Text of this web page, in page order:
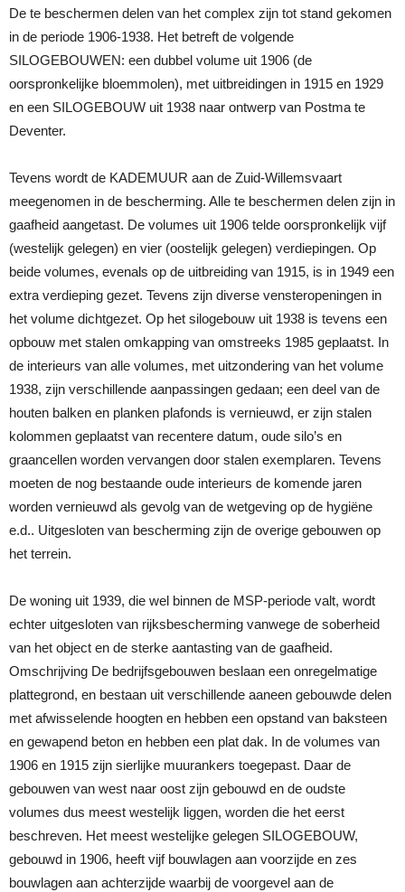
De te beschermen delen van het complex zijn tot stand gekomen
in de periode 1906-1938. Het betreft de volgende
SILOGEBOUWEN: een dubbel volume uit 1906 (de
oorspronkelijke bloemmolen), met uitbreidingen in 1915 en 1929
en een SILOGEBOUW uit 1938 naar ontwerp van Postma te
Deventer.
Tevens wordt de KADEMUUR aan de Zuid-Willemsvaart
meegenomen in de bescherming. Alle te beschermen delen zijn in
gaafheid aangetast. De volumes uit 1906 telde oorspronkelijk vijf
(westelijk gelegen) en vier (oostelijk gelegen) verdiepingen. Op
beide volumes, evenals op de uitbreiding van 1915, is in 1949 een
extra verdieping gezet. Tevens zijn diverse vensteropeningen in
het volume dichtgezet. Op het silogebouw uit 1938 is tevens een
opbouw met stalen omkapping van omstreeks 1985 geplaatst. In
de interieurs van alle volumes, met uitzondering van het volume
1938, zijn verschillende aanpassingen gedaan; een deel van de
houten balken en planken plafonds is vernieuwd, er zijn stalen
kolommen geplaatst van recentere datum, oude silo’s en
graancellen worden vervangen door stalen exemplaren. Tevens
moeten de nog bestaande oude interieurs de komende jaren
worden vernieuwd als gevolg van de wetgeving op de hygiëne
e.d.. Uitgesloten van bescherming zijn de overige gebouwen op
het terrein.
De woning uit 1939, die wel binnen de MSP-periode valt, wordt
echter uitgesloten van rijksbescherming vanwege de soberheid
van het object en de sterke aantasting van de gaafheid.
Omschrijving De bedrijfsgebouwen beslaan een onregelmatige
plattegrond, en bestaan uit verschillende aaneen gebouwde delen
met afwisselende hoogten en hebben een opstand van baksteen
en gewapend beton en hebben een plat dak. In de volumes van
1906 en 1915 zijn sierlijke muurankers toegepast. Daar de
gebouwen van west naar oost zijn gebouwd en de oudste
volumes dus meest westelijk liggen, worden die het eerst
beschreven. Het meest westelijke gelegen SILOGEBOUW,
gebouwd in 1906, heeft vijf bouwlagen aan voorzijde en zes
bouwlagen aan achterzijde waarbij de voorgevel aan de